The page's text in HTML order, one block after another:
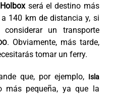
Holboxserá el destino más
140 km de distancia y, si
un transporte
. Obviamente, más tarde,
tomar un ferry.
que, por ejemplo, Isla
más pequeña, ya que la